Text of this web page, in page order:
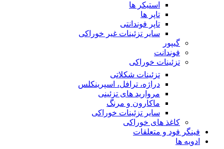
استیکر ها
تاپر ها
تاپر فوندانتی
سایر تزئینات غیر خوراکی
گیپور
فوندانت
تزئینات خوراکی
تزئینات شکلاتی
دراژه، ترافل، اسپرینکلس
مروارید های تزئینی
ماکارون و مرنگ
سایر تزئینات خوراکی
کاغذ های خوراکی
فینگر فود و متعلقات
ادویه ها